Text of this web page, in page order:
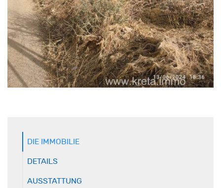
DIE IMMOBILIE
DETAILS
AUSSTATTUNG